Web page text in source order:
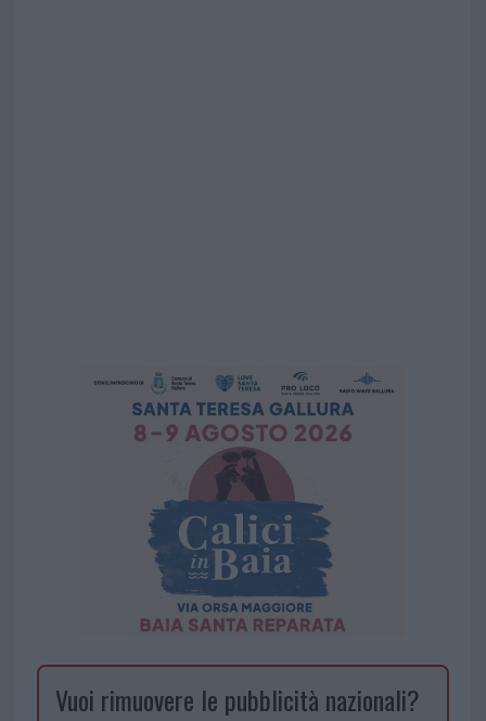
Vuoi rimuovere le pubblicità nazionali?